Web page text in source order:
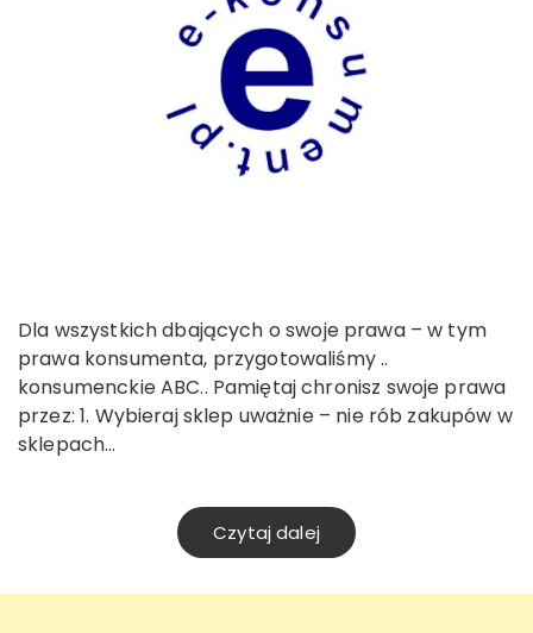
Dla wszystkich dbających o swoje prawa – w tym
prawa konsumenta, przygotowaliśmy ..
konsumenckie ABC.. Pamiętaj chronisz swoje prawa
przez: 1. Wybieraj sklep uważnie – nie rób zakupów w
sklepach…
Czytaj dalej